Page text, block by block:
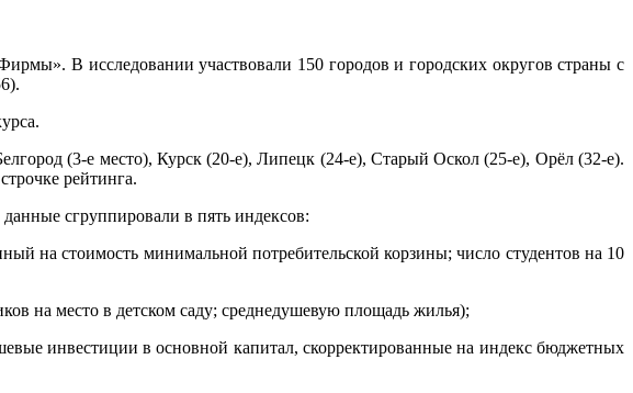
В исследовании участвовали 150 городов и городских округов страны с
(3-е место), Курск (20-е), Липецк (24-е), Старый Оскол (25-е), Орёл (32-е).
рейтинга.
сгруппировали в пять индексов:
на стоимость минимальной потребительской корзины; число студентов на 10
на место в детском саду; среднедушевую площадь жилья);
инвестиции в основной капитал, скорректированные на индекс бюджетных